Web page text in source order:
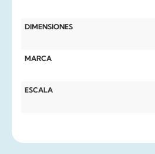
DIMENSIONES
MARCA
ESCALA